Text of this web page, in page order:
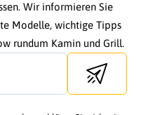
Wir informieren Sie
Modelle, wichtige Tipps
rundum Kamin und Grill.
Send newsletter